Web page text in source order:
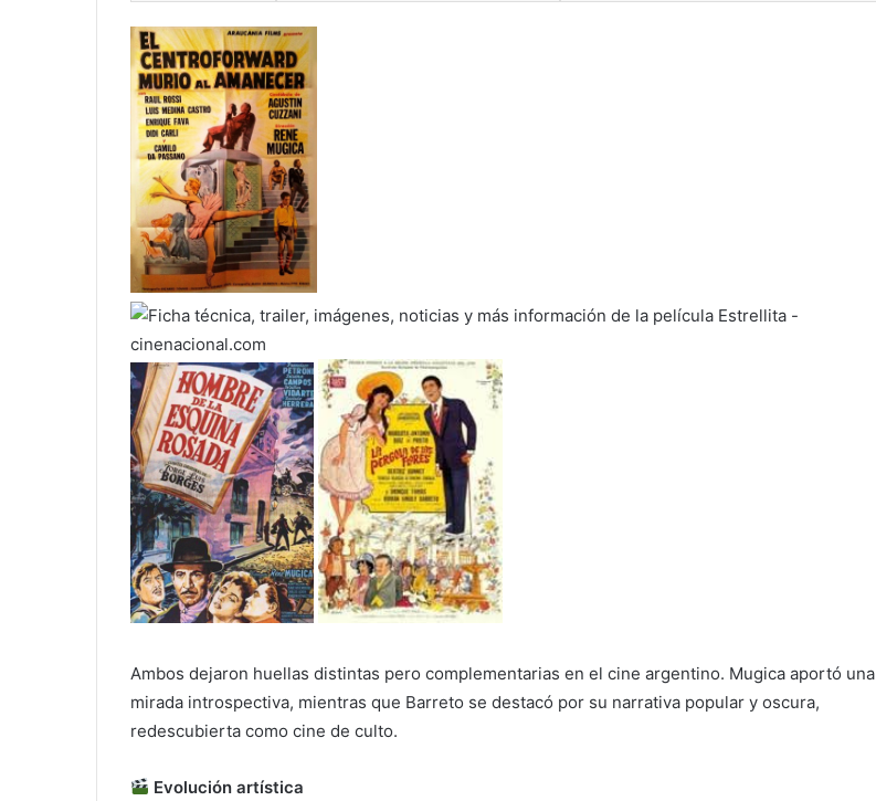
Ambos dejaron huellas distintas pero complementarias en el cine argentino. Mugica aportó una
mirada introspectiva, mientras que Barreto se destacó por su narrativa popular y oscura,
redescubierta como cine de culto.
Evolución artística